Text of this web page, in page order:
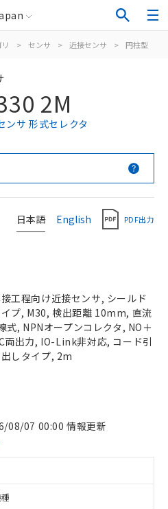
> センサ > 近接センサ > 円柱型
2M
ンサ 形式セレクタ
日本語 English PDF出力
工程向け近接センサ, シールド
プ, M30, 検出距離 10mm, 直流
式, NPNオープンコレクタ, NO＋
両出力, IO-Link非対応, コード引
出しタイプ, 2m
08/07 00:00 情報更新